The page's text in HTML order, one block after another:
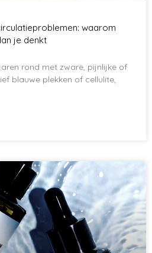
waarom
je denkt
rond met zware, pijnlijke of
blauwe plekken of cellulite,